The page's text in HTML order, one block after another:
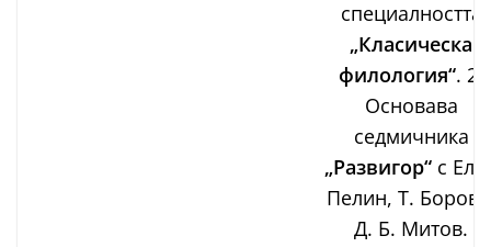
специалността
„Класическа
филология“. 2)
Основава
седмичника
„Развигор“с
Пелин, Т. Боров
Д. Б. Митов.